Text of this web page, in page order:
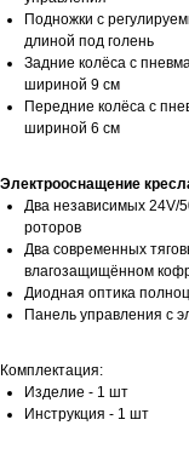
Подножки с
длиной под голень
Задние колёса с
шириной 9 см
Передние колёса с
шириной 6 см
Электрооснащение
Два независимых 24V/
роторов
Два современных
влагозащищённом
Диодная оптика
Панель управления с
Комплектация:
Изделие - 1 шт
Инструкция - 1 шт